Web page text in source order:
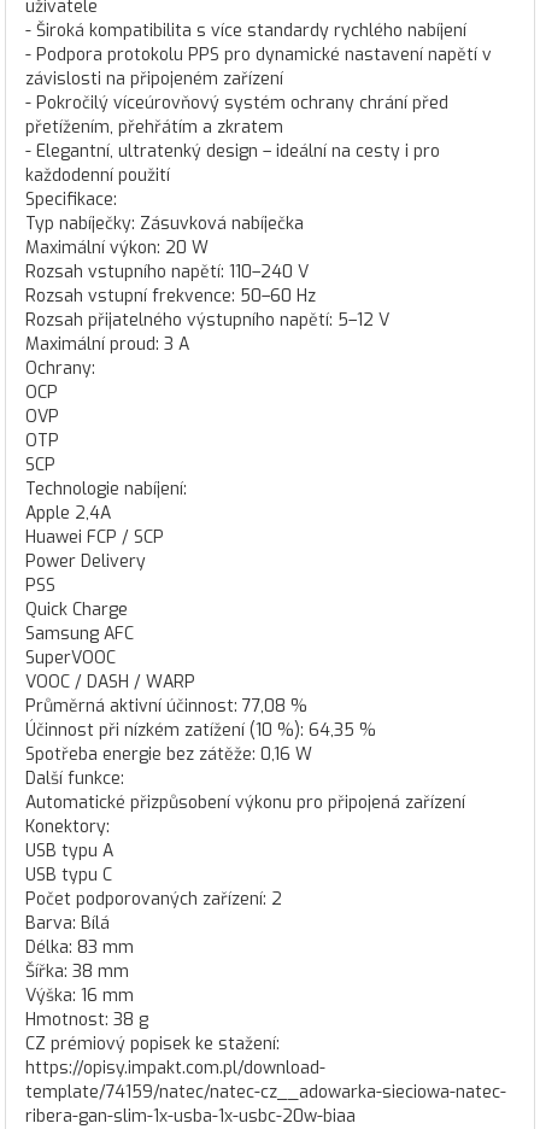
uživatele
- Široká kompatibilita s více standardy rychlého nabíjení
- Podpora protokolu PPS pro dynamické nastavení napětí v
závislosti na připojeném zařízení
- Pokročilý víceúrovňový systém ochrany chrání před
přetížením, přehřátím a zkratem
- Elegantní, ultratenký design – ideální na cesty i pro
každodenní použití
Specifikace:
Typ nabíječky: Zásuvková nabíječka
Maximální výkon: 20 W
Rozsah vstupního napětí: 110–240 V
Rozsah vstupní frekvence: 50–60 Hz
Rozsah přijatelného výstupního napětí: 5–12 V
Maximální proud: 3 A
Ochrany:
OCP
OVP
OTP
SCP
Technologie nabíjení:
Apple 2,4A
Huawei FCP / SCP
Power Delivery
PSS
Quick Charge
Samsung AFC
SuperVOOC
VOOC / DASH / WARP
Průměrná aktivní účinnost: 77,08 %
Účinnost při nízkém zatížení (10 %): 64,35 %
Spotřeba energie bez zátěže: 0,16 W
Další funkce:
Automatické přizpůsobení výkonu pro připojená zařízení
Konektory:
USB typu A
USB typu C
Počet podporovaných zařízení: 2
Barva: Bílá
Délka: 83 mm
Šířka: 38 mm
Výška: 16 mm
Hmotnost: 38 g
CZ prémiový popisek ke stažení:
https://opisy.impakt.com.pl/download-
template/74159/natec/natec-cz__adowarka-sieciowa-natec-
ribera-gan-slim-1x-usba-1x-usbc-20w-biaa